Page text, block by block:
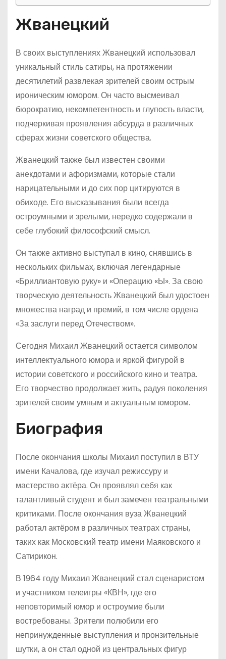
Жванецкий
В своих выступлениях Жванецкий использовал
уникальный стиль сатиры, на протяжении
десятилетий развлекая зрителей своим острым
ироническим юмором. Он часто высмеивал
бюрократию, некомпетентность и глупость власти,
подчеркивая проявления абсурда в различных
сферах жизни советского общества.
Жванецкий также был известен своими
анекдотами и афоризмами, которые стали
нарицательными и до сих пор цитируются в
обиходе. Его высказывания были всегда
остроумными и зрелыми, нередко содержали в
себе глубокий философский смысл.
Он также активно выступал в кино, снявшись в
нескольких фильмах, включая легендарные
«Бриллиантовую руку» и «Операцию «Ы». За свою
творческую деятельность Жванецкий был удостоен
множества наград и премий, в том числе ордена
«За заслуги перед Отечеством».
Сегодня Михаил Жванецкий остается символом
интеллектуального юмора и яркой фигурой в
истории советского и российского кино и театра.
Его творчество продолжает жить, радуя поколения
зрителей своим умным и актуальным юмором.
Биография
После окончания школы Михаил поступил в ВТУ
имени Качалова, где изучал режиссуру и
мастерство актёра. Он проявлял себя как
талантливый студент и был замечен театральными
критиками. После окончания вуза Жванецкий
работал актёром в различных театрах страны,
таких как Московский театр имени Маяковского и
Сатирикон.
В 1964 году Михаил Жванецкий стал сценаристом
и участником телеигры «КВН», где его
неповторимый юмор и остроумие были
востребованы. Зрители полюбили его
непринужденные выступления и пронзительные
шутки, а он стал одной из центральных фигур